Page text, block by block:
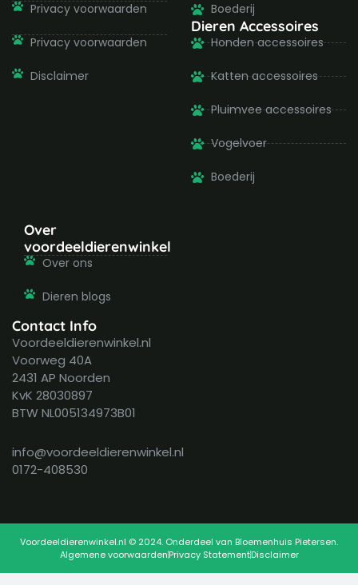
Privacy voorwaarden
Privacy voorwaarden
Disclaimer
Boederij
Dieren Accessoires
Honden accessoires
Katten accessoires
Pluimvee accessoires
Vogelvoer
Boederij
Over
voordeeldierenwinkel
Over ons
Dieren blogs
Contact Info
Voordeeldierenwinkel.nl
Voorweg 40A
2431 AP Noorden
KvK 28030897
BTW NL005134973B01
info@voordeeldierenwinkel.nl
0172-408530
Voordeeldierenwinkel.nl © 2024. Onderdeel van Bloemenhuis Pietersen.
Algemene voorwaardenPrivacy StatementDisclaimer